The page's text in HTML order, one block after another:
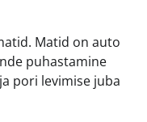
Matid on auto
puhastamine
pori levimise juba